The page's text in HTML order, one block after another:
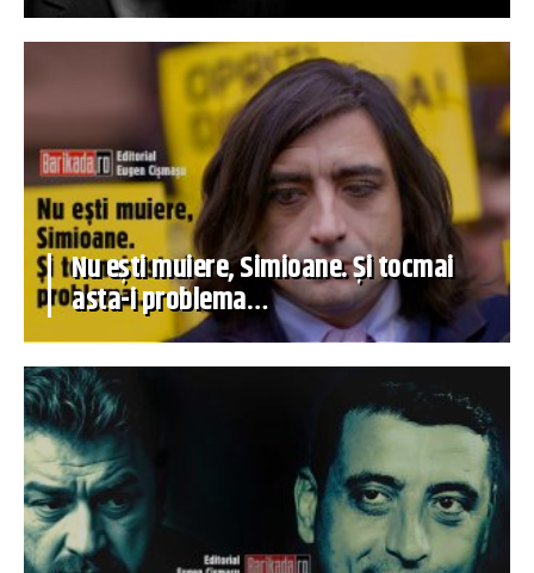
Nu ești muiere, Simioane. Și tocmai
asta-i problema…